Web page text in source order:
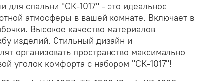
для спальни "СК-1017" - это идеальное
атмосферы в вашей комнате. Включает в
Высокое качество материалов
изделий. Стильный дизайн и
организовать пространство максимально
уголок комфорта с набором "СК-1017"!